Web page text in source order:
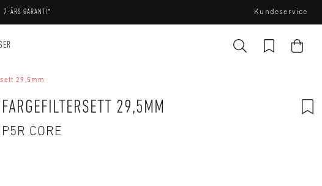
7-ÅRS GARANTI* Kundeservice
29,5mm
29,5MM
CORE